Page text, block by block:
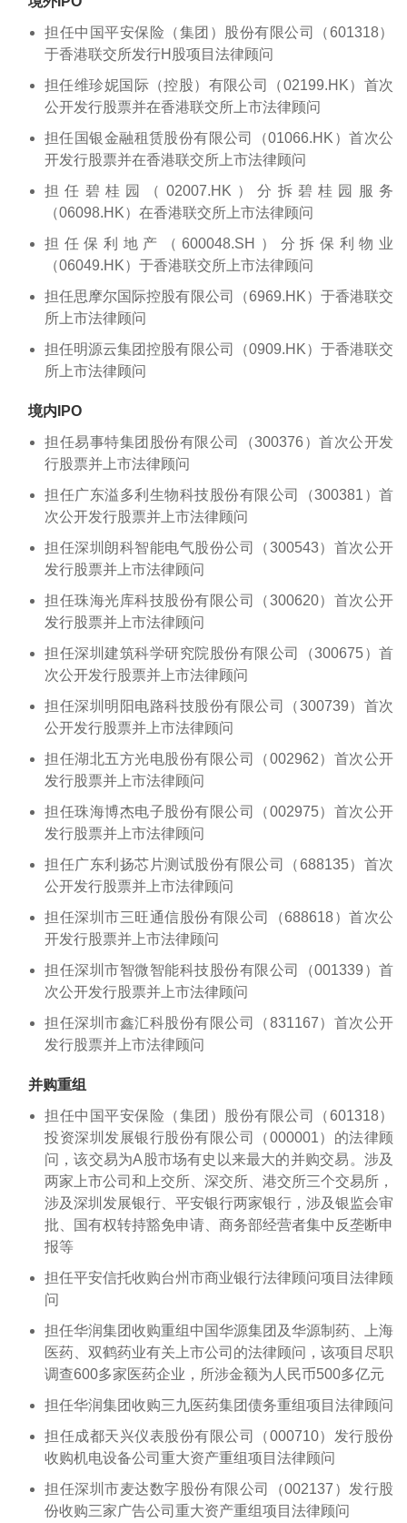
担任中国平安保险（集团）股份有限公司（601318）
于香港联交所发行H股项目法律顾问
担任维珍妮国际（控股）有限公司（02199.HK）首次
公开发行股票并在香港联交所上市法律顾问
担任国银金融租赁股份有限公司（01066.HK）首次公
开发行股票并在香港联交所上市法律顾问
担任碧桂园（02007.HK）分拆碧桂园服务
（06098.HK）在香港联交所上市法律顾问
担任保利地产（600048.SH）分拆保利物业
（06049.HK）于香港联交所上市法律顾问
担任思摩尔国际控股有限公司（6969.HK）于香港联交
所上市法律顾问
担任明源云集团控股有限公司（0909.HK）于香港联交
所上市法律顾问
境内IPO
担任易事特集团股份有限公司（300376）首次公开发
行股票并上市法律顾问
担任广东溢多利生物科技股份有限公司（300381）首
次公开发行股票并上市法律顾问
担任深圳朗科智能电气股份公司（300543）首次公开
发行股票并上市法律顾问
担任珠海光库科技股份有限公司（300620）首次公开
发行股票并上市法律顾问
担任深圳建筑科学研究院股份有限公司（300675）首
次公开发行股票并上市法律顾问
担任深圳明阳电路科技股份有限公司（300739）首次
公开发行股票并上市法律顾问
担任湖北五方光电股份有限公司（002962）首次公开
发行股票并上市法律顾问
担任珠海博杰电子股份有限公司（002975）首次公开
发行股票并上市法律顾问
担任广东利扬芯片测试股份有限公司（688135）首次
公开发行股票并上市法律顾问
担任深圳市三旺通信股份有限公司（688618）首次公
开发行股票并上市法律顾问
担任深圳市智微智能科技股份有限公司（001339）首
次公开发行股票并上市法律顾问
担任深圳市鑫汇科股份有限公司（831167）首次公开
发行股票并上市法律顾问
并购重组
担任中国平安保险（集团）股份有限公司（601318）
投资深圳发展银行股份有限公司（000001）的法律顾
问，该交易为A股市场有史以来最大的并购交易。涉及
两家上市公司和上交所、深交所、港交所三个交易所，
涉及深圳发展银行、平安银行两家银行，涉及银监会审
批、国有权转持豁免申请、商务部经营者集中反垄断申
报等
担任平安信托收购台州市商业银行法律顾问项目法律顾
问
担任华润集团收购重组中国华源集团及华源制药、上海
医药、双鹤药业有关上市公司的法律顾问，该项目尽职
调查600多家医药企业，所涉金额为人民币500多亿元
担任华润集团收购三九医药集团债务重组项目法律顾问
担任成都天兴仪表股份有限公司（000710）发行股份
收购机电设备公司重大资产重组项目法律顾问
担任深圳市麦达数字股份有限公司（002137）发行股
份收购三家广告公司重大资产重组项目法律顾问